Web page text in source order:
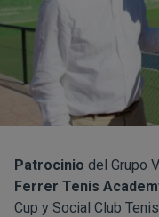
Patrocinio del Grupo
Ferrer Tenis
Cup y Social Club